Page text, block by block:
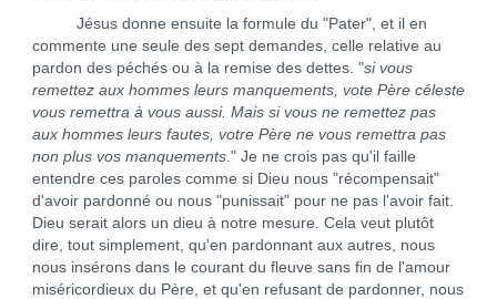
Jésus donne ensuite la formule du "Pater", et il en
commente une seule des sept demandes, celle relative au
pardon des péchés ou à la remise des dettes. "si vous
remettez aux hommes leurs manquements, vote Père céleste
vous remettra à vous aussi. Mais si vous ne remettez pas
aux hommes leurs fautes, votre Père ne vous remettra pas
non plus vos manquements." Je ne crois pas qu'il faille
entendre ces paroles comme si Dieu nous "récompensait"
d'avoir pardonné ou nous "punissait" pour ne pas l'avoir fait.
Dieu serait alors un dieu à notre mesure. Cela veut plutôt
dire, tout simplement, qu'en pardonnant aux autres, nous
nous insérons dans le courant du fleuve sans fin de l'amour
miséricordieux du Père, et qu'en refusant de pardonner, nous